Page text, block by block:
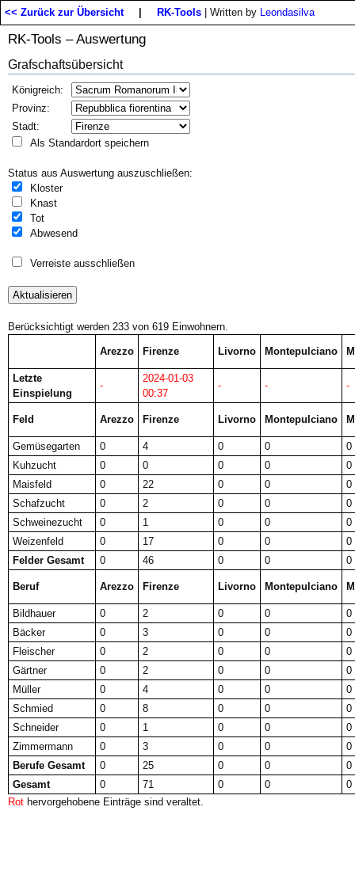
<< Zurück zur Übersicht RK-Tools | Written by Leondasilva
RK-Tools – Auswertung
Grafschaftsübersicht
Königreich:
Provinz:
Stadt:
Als Standardort speichern
Status aus Auswertung auszuschließen:
Kloster
Knast
Tot
Abwesend
Verreiste ausschließen
Berücksichtigt werden 233 von 619 Einwohnern.
Arezzo Firenze Livorno Montepulciano
Letzte
Einspielung
-
2024-01-03
00:37
- - -
Feld Arezzo Firenze Livorno Montepulciano
Gemüsegarten 0 4 0 0
0
Kuhzucht
0 0 0 0
0
Maisfeld
0 22 0 0
0
Schafzucht
0 2 0 0
0
Schweinezucht
0 1 0 0
0
Weizenfeld
0 17 0 0
0
Felder Gesamt
0 46 0 0 0
Beruf Arezzo Firenze Livorno Montepulciano
Bildhauer 0 2 0 0
0
Bäcker
0 3 0 0
0
Fleischer
0 2 0 0
0
Gärtner
0 2 0 0
0
Müller
0 4 0 0
0
Schmied
0 8 0 0
0
Schneider
0 1 0 0
0
Zimmermann
0 3 0 0
0
Berufe Gesamt
0 25 0 0
0
Gesamt
0 71 0 0
0
Rot hervorgehobene Einträge sind veraltet.